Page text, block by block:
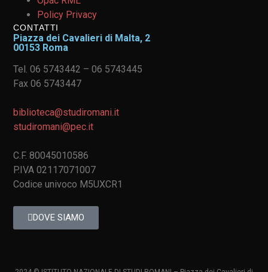
Policy Privacy
CONTATTI
Piazza dei Cavalieri di Malta, 2
00153 Roma
Tel. 06 5743442 – 06 5743445
Fax 06 5743447
biblioteca@studiromani.it
studiromani@pec.it
C.F. 80045010586
P.IVA 02117071007
Codice univoco M5UXCR1
DOVE SIAMO